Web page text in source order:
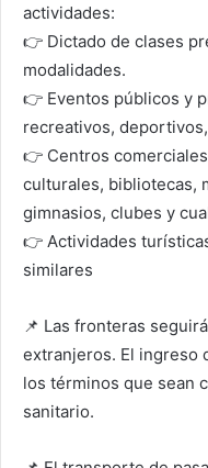
actividades:
👉 Dictado de clases
modalidades.
👉 Eventos públicos y
recreativos,
👉 Centros
culturales, bibliotecas,
gimnasios, clubes y
👉 Actividades
similares
📌 Las fronteras
extranjeros. El ingreso
los términos que sean
sanitario.